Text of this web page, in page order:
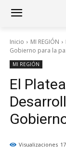
Inicio MI REGIÓN
Gobierno para la
MI REGIÓN
El
Visualizaciones 17